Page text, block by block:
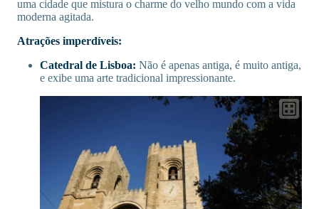
uma cidade que mistura o charme do velho mundo com a vida
moderna agitada.
Atrações imperdíveis:
Catedral de Lisboa: Não é apenas antiga, é muito antiga,
e exibe uma arte tradicional impressionante.